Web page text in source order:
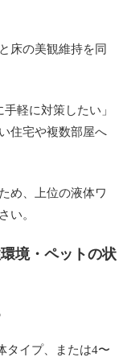
床の美観維持を同
軽に対策したい」
住宅や複数部屋へ
め、上位の液体ワ
い。
境・ペットの状
タイプ、または4〜